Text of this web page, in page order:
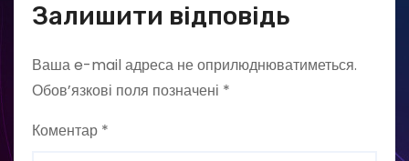
Залишити відповідь
Ваша e-mail адреса не оприлюднюватиметься.
Обов’язкові поля позначені *
Коментар *